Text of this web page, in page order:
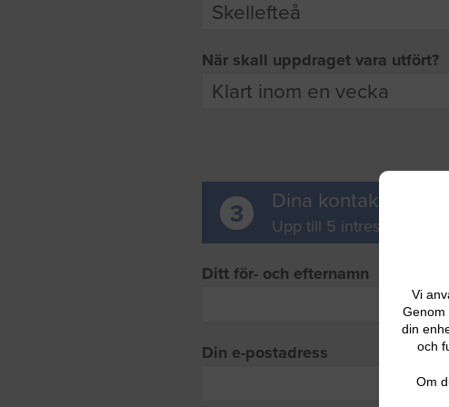
Vi
Genom
din
och
Om
När skall uppdraget vara utfört?
3 Dina
Upp till 5 intresserade
Ditt för- och efternamn
Din e-postadress